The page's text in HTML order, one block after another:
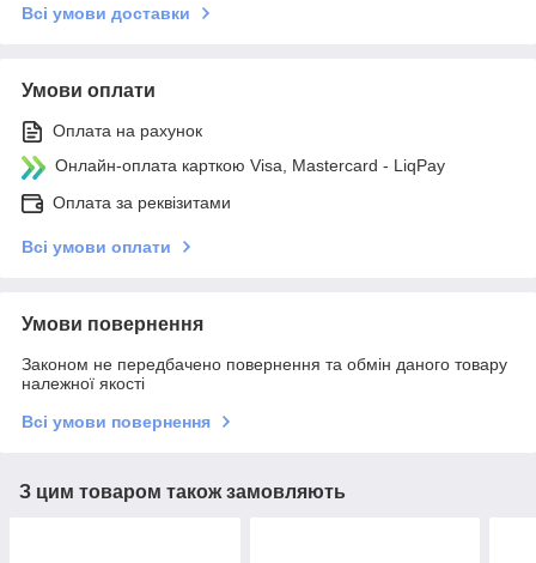
Всі умови доставки
Умови оплати
Оплата на рахунок
Онлайн-оплата карткою Visa, Mastercard - LiqPay
Оплата за реквізитами
Всі умови оплати
Умови повернення
Законом не передбачено повернення та обмін даного товару
належної якості
Всі умови повернення
З цим товаром також замовляють